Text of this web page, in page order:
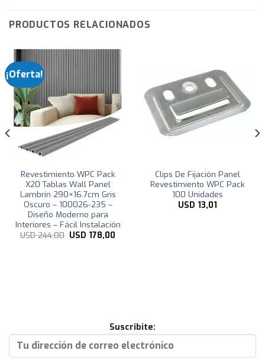
PRODUCTOS RELACIONADOS
¡Oferta!
Revestimiento WPC Pack
X20 Tablas Wall Panel
Lambrin 290×16.7cm Gris
Oscuro – 100026-235 –
Diseño Moderno para
Interiores – Fácil Instalación
USD244,00 El
USD 178,00
Clips De Fijación Panel
Revestimiento WPC Pack
100 Unidades
USD 13,01
Suscribite: